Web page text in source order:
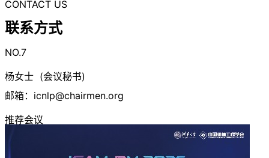
CONTACT US
联系方式
NO.7
杨女士 (会议秘书)
邮箱： icnlp@chairmen.org
推荐会议